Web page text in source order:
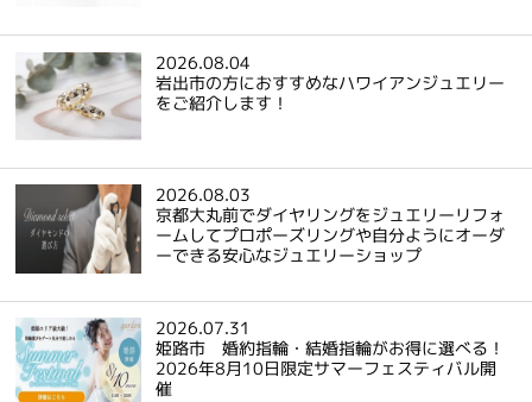
2026.08.04
岩出市の方におすすめなハワイアンジュエリー
をご紹介します！
2026.08.03
京都大丸前でダイヤリングをジュエリーリフォ
ームしてプロポーズリングや自分ようにオーダ
ーできる安心なジュエリーショップ
2026.07.31
姫路市 婚約指輪・結婚指輪がお得に選べる！
2026年8月10日限定サマーフェスティバル開
催